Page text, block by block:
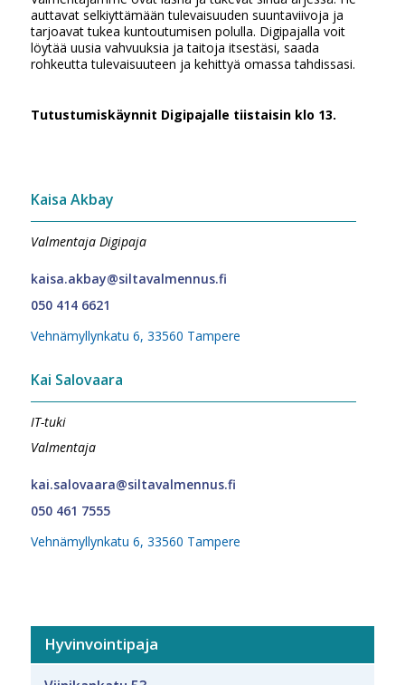
auttavat selkiyttämään tulevaisuuden suuntaviivoja ja
tarjoavat tukea kuntoutumisen polulla. Digipajalla voit
löytää uusia vahvuuksia ja taitoja itsestäsi, saada
rohkeutta tulevaisuuteen ja kehittyä omassa tahdissasi.
Tutustumiskäynnit Digipajalle tiistaisin klo 13.
Kaisa Akbay
Valmentaja Digipaja
kaisa.akbay@siltavalmennus.fi
050 414 6621
Vehnämyllynkatu 6, 33560 Tampere
Kai Salovaara
IT-tuki
Valmentaja
kai.salovaara@siltavalmennus.fi
050 461 7555
Vehnämyllynkatu 6, 33560 Tampere
Hyvinvointipaja